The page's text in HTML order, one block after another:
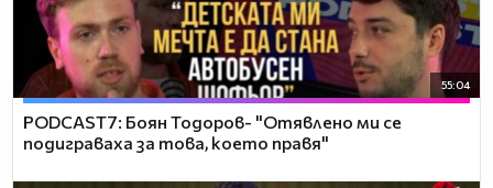
55:04
PODCAST7: ‪Боян Тодоров- "Отявлено ми се
подиграваха за това, което правя"